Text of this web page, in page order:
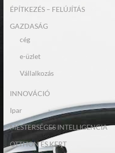
ÉPÍTKEZÉS – FELÚJÍTÁS
GAZDASÁG
cég
e-üzlet
Vállalkozás
INNOVÁCIÓ
Ipar
MESTERSÉGES INTELLIGENCIA
OTTHON ÉS KERT